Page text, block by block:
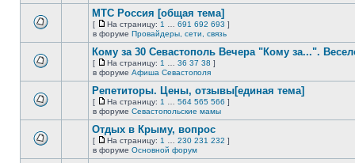
непрочитанных
сообщений.
непрочитанных
сообщений.
этой
непрочитанных
сообщений.
МТС Россия [общая тема]
[
На
страницу
На страницу: 1 691 692 693 ]
в форуме Провайдеры, сети, связь
этой
непрочитанных
сообщений.
Кому за 30 Севастополь Вечера "Кому за...".
[
На
страницу
На страницу: 1 36 37 38 ]
в форуме Афиша Севастополя
этой
непрочитанных
Репетиторы. Цены, отзывы[единая тема]
[
На
страницу
На страницу: 1 564 565 566 ]
в форуме Севастопольские мамы
этой
Отдых в Крыму, вопрос
[
На
страницу
На страницу: 1 230 231 232 ]
в форуме Основной форум